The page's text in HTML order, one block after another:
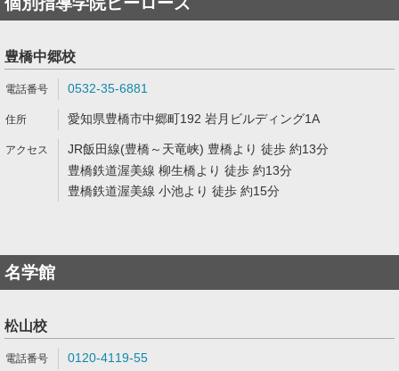
豊橋中郷校
0532-35-6881
愛知県豊橋市中郷町192 岩月ビルディング1A
JR飯田線(豊橋～天竜峡) 豊橋より 徒歩 約13分
豊橋鉄道渥美線 柳生橋より 徒歩 約13分
豊橋鉄道渥美線 小池より 徒歩 約15分
名学館
松山校
0120-4119-55